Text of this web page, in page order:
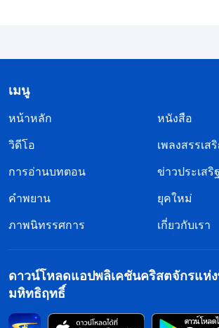
หน้าที่ของตัวเองมากขึ้น ในจังหวะที่ฉั
ก็ไม่รีรอที่จะหาพระวจนะของพระเจ้า
นำไปสามัคคีธรรมกับพวกเขา เวลาเห็
ฉันจะรู้สึกตื่นเต้นมาก ในขณะที่ถ้าไม่มี
เลย ฉันก็จะกังวลมากจนไม่อาจทนได้
มากเท่าไหร่ ฉันจะยิ่งเข้าใจสภาวะขอ
ปัญหาได้น้อยลงเท่านั้น ฉันรู้สึกเหนื่อย
พวกเขาจะไม่เลือกฉันเป็นผู้นำแน่ๆ” โ
ยิ่งตอนฉันเห็นพี่สาวหยางแบ่งปันการส
เมนู
หน้าหลัก
หนังสือ
วิดีโอ
เพลงสรรเส
การอ่านบทตอน
ข่าวประเสริฐ
คำพยาน
ยุคใหม่
ภาพนิทรรศการ
เกี่ยวกับเรา
ดาวน์โหลดแอปพลิเคชันคริสตจักรแห่ง
มหิทธิฤทธิ์